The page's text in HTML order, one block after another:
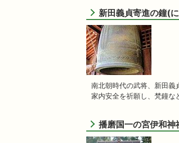
新田義貞寄進の鐘(
南北朝時代の武将、新田義
家内安全を祈願し、梵鐘な
播磨国一の宮伊和